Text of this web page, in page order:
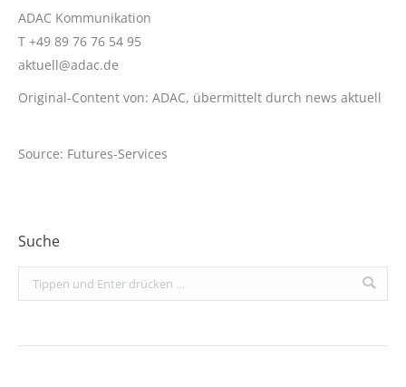
ADAC Kommunikation
T +49 89 76 76 54 95
aktuell@adac.de
Original-Content von: ADAC, übermittelt durch news aktuell
Source: Futures-Services
Suche
Search: